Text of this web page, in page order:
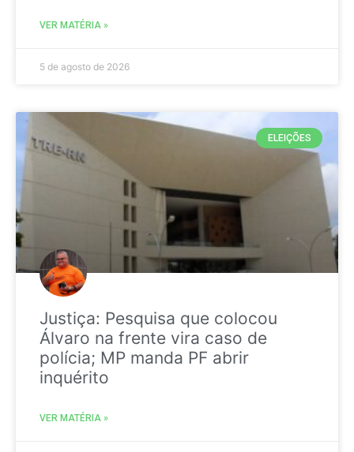
VER MATÉRIA »
5 de agosto de 2026
ELEIÇÕES
Justiça: Pesquisa que colocou
Álvaro na frente vira caso de
polícia; MP manda PF abrir
inquérito
VER MATÉRIA »